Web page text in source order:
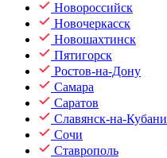
Новороссийск
Новочеркасск
Новошахтинск
Пятигорск
Ростов-на-Дону
Самара
Саратов
Славянск-на-Кубани
Сочи
Ставрополь